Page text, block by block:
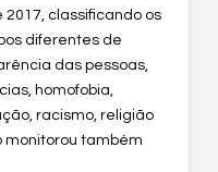
classificando os
diferentes de
das pessoas,
homofobia,
racismo, religião
monitorou também